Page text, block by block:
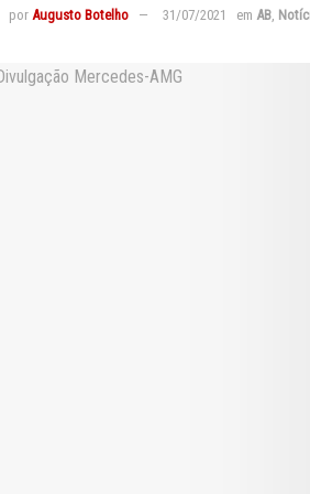
por Augusto Botelho 31/07/2021 em AB,